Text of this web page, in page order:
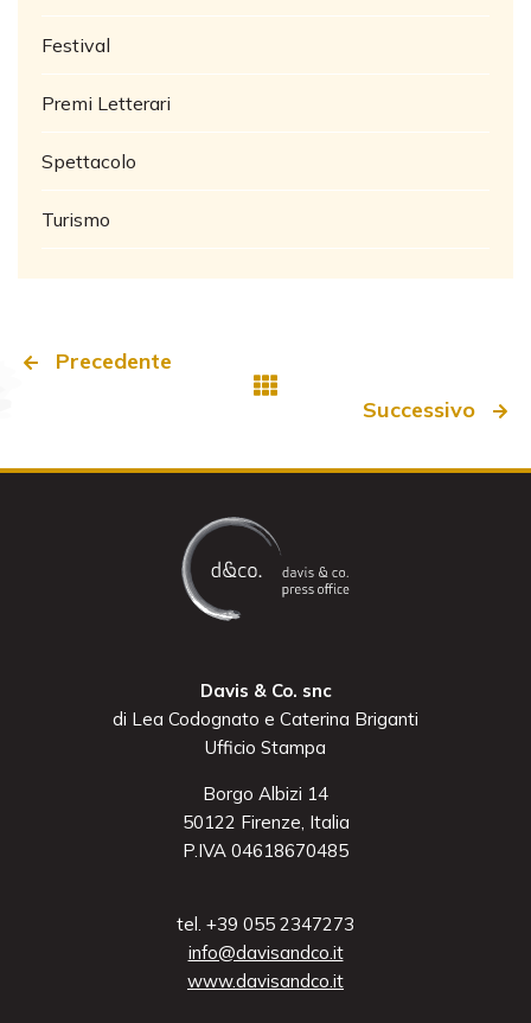
Festival
Premi Letterari
Spettacolo
Turismo
Precedente
Successivo
Davis & Co. snc
di Lea Codognato e Caterina Briganti
Ufficio Stampa
Borgo Albizi 14
50122 Firenze, Italia
P.IVA 04618670485
tel. +39 055 2347273
info@davisandco.it
www.davisandco.it